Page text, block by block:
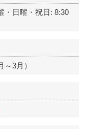
・日曜・祝日: 8:30
3月）